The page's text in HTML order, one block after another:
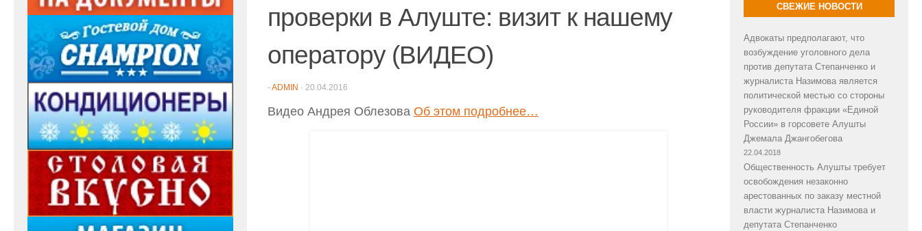
проверки в Алуште: визит к нашему
оператору (ВИДЕО)
-ADMIN · 20.04.2016
Видео Андрея Облезова Об этом подробнее…
СВЕЖИЕ НОВОСТИ
Адвокаты предполагают, что
возбуждение уголовного дела
против депутата Степанченко и
журналиста Назимова является
политической местью со стороны
руководителя фракции «Единой
России» в горсовете Алушты
Джемала Джангобегова
22.04.2018
Общественность Алушты требует
освобождения незаконно
арестованных по заказу местной
власти журналиста Назимова и
депутата Степанченко